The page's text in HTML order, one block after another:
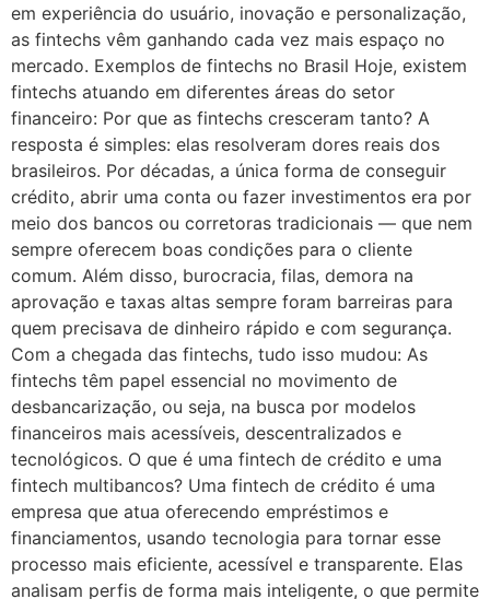
em experiência do usuário, inovação e personalização,
as fintechs vêm ganhando cada vez mais espaço no
mercado. Exemplos de fintechs no Brasil Hoje, existem
fintechs atuando em diferentes áreas do setor
financeiro: Por que as fintechs cresceram tanto? A
resposta é simples: elas resolveram dores reais dos
brasileiros. Por décadas, a única forma de conseguir
crédito, abrir uma conta ou fazer investimentos era por
meio dos bancos ou corretoras tradicionais — que nem
sempre oferecem boas condições para o cliente
comum. Além disso, burocracia, filas, demora na
aprovação e taxas altas sempre foram barreiras para
quem precisava de dinheiro rápido e com segurança.
Com a chegada das fintechs, tudo isso mudou: As
fintechs têm papel essencial no movimento de
desbancarização, ou seja, na busca por modelos
financeiros mais acessíveis, descentralizados e
tecnológicos. O que é uma fintech de crédito e uma
fintech multibancos? Uma fintech de crédito é uma
empresa que atua oferecendo empréstimos e
financiamentos, usando tecnologia para tornar esse
processo mais eficiente, acessível e transparente. Elas
analisam perfis de forma mais inteligente, o que permite